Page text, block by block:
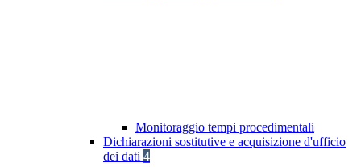
Monitoraggio tempi procedimentali
Dichiarazioni sostitutive e acquisizione d'ufficio
dei dati 4